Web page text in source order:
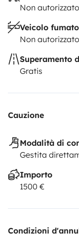
Non autorizzato
Veicolo
Non autorizzato
Superamento
Gratis
Cauzione
Modalità di
Gestita
Importo
1500 €
Condizioni